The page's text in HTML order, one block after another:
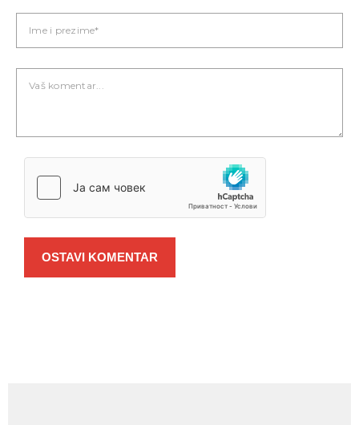
OSTAVI KOMENTAR